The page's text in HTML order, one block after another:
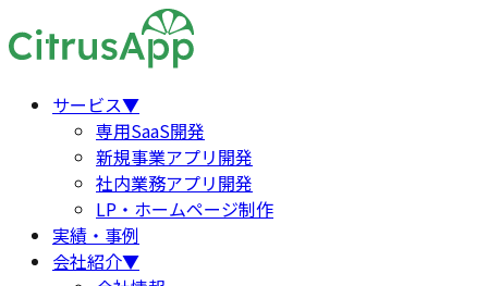
サービス▼
専用SaaS開発
新規事業アプリ開発
社内業務アプリ開発
LP・ホームページ制作
実績・事例
会社紹介▼